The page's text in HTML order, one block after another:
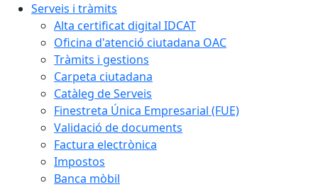
Serveis i tràmits
Alta certificat digital IDCAT
Oficina d'atenció ciutadana OAC
Tràmits i gestions
Carpeta ciutadana
Catàleg de Serveis
Finestreta Única Empresarial (FUE)
Validació de documents
Factura electrònica
Impostos
Banca mòbil